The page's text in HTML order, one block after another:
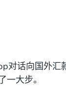
对话向国外汇
大步。